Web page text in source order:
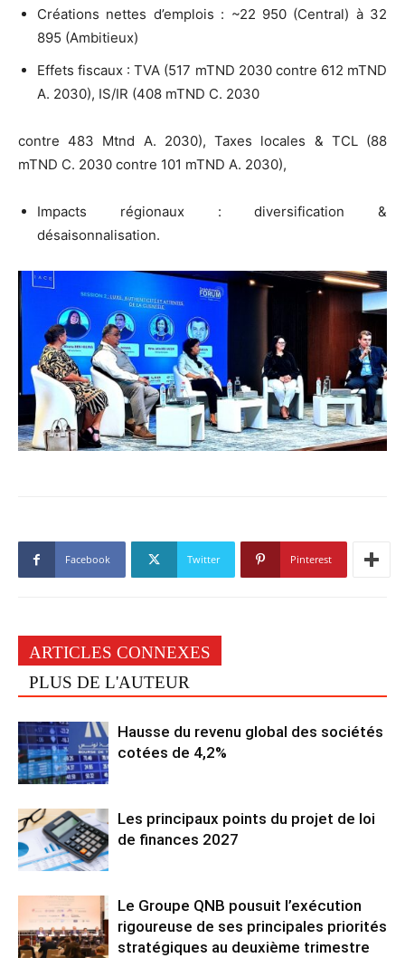
Créations nettes d’emplois : ~22 950 (Central) à 32
895 (Ambitieux)
Effets fiscaux : TVA (517 mTND 2030 contre 612 mTND
A. 2030), IS/IR (408 mTND C. 2030
contre 483 Mtnd A. 2030), Taxes locales & TCL (88
mTND C. 2030 contre 101 mTND A. 2030),
Impacts régionaux : diversification &
désaisonnalisation.
Facebook Twitter Pinterest
ARTICLES CONNEXES
PLUS DE L'AUTEUR
Hausse du revenu global des sociétés
cotées de 4,2%
Les principaux points du projet de loi
de finances 2027
Le Groupe QNB pousuit l’exécution
rigoureuse de ses principales priorités
stratégiques au deuxième trimestre